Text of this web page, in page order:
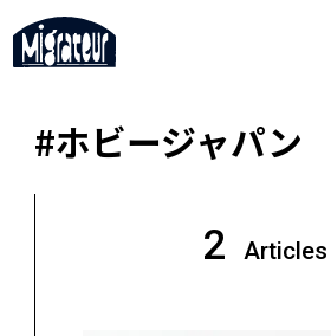
#ホビージャパン
2 Articles